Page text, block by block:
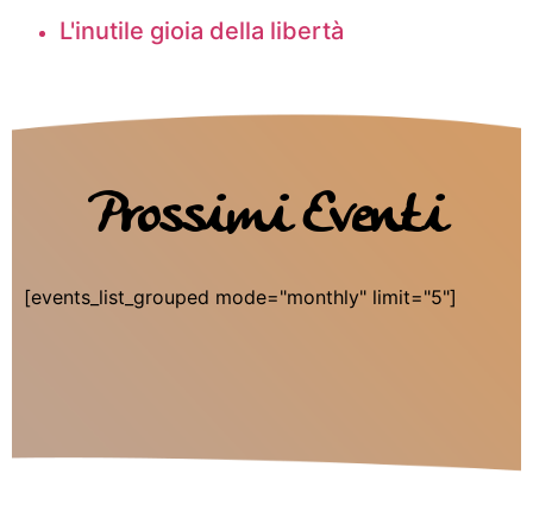
L'inutile gioia della libertà
Prossimi Eventi
[events_list_grouped mode="monthly" limit="5"]